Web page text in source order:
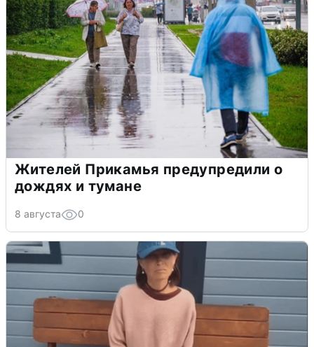
Жителей Прикамья предупредили о
дождях и тумане
8 августа 0